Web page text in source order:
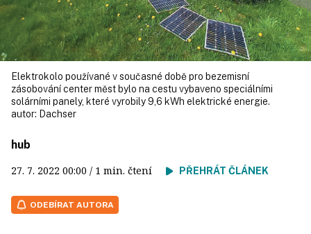
Elektrokolo používané v současné době pro bezemisní
zásobování center měst bylo na cestu vybaveno speciálními
solárními panely, které vyrobily 9,6 kWh elektrické energie.
autor: Dachser
hub
27. 7. 2022 00:00 / 1 min. čtení PŘEHRÁT ČLÁNEK
ODEBÍRAT AUTORA